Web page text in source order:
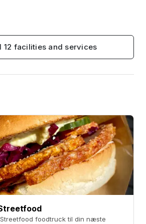
12 facilities and services
foodtruck til din næste